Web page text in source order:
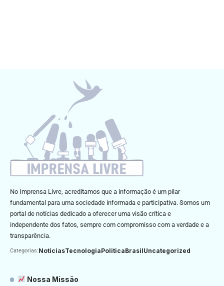
No Imprensa Livre, acreditamos que a informação é um pilar
fundamental para uma sociedade informada e participativa. Somos um
portal de notícias dedicado a oferecer uma visão crítica e
independente dos fatos, sempre com compromisso com a verdade e a
transparência.
Categorias:NoticiasTecnologiaPoliticaBrasilUncategorized
Nossa Missão